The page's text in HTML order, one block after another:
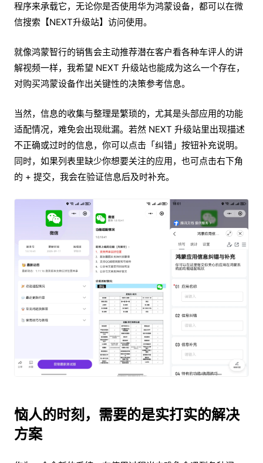
程序来承载它，无论你是否使用华为鸿蒙设备，都可以在微
信搜索【NEXT升级站】访问使用。
就像鸿蒙智行的销售会主动推荐潜在客户看各种车评人的讲
解视频一样，我希望 NEXT 升级站也能成为这么一个存在，
对购买鸿蒙设备作出关键性的决策参考信息。
当然，信息的收集与整理是繁琐的，尤其是头部应用的功能
适配情况，难免会出现纰漏。若然 NEXT 升级站里出现描述
不正确或过时的信息，你可以点击「纠错」按钮补充说明。
同时，如果列表里缺少你想要关注的应用，也可点击右下角
的 + 提交，我会在验证信息后及时补充。
恼人的时刻，需要的是实打实的解决
方案